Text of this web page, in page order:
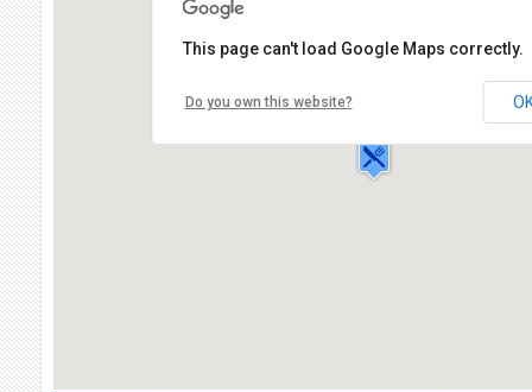
35030 CERVARESE SANTA
This page can't load Google Maps correctly.
Do you own this website?